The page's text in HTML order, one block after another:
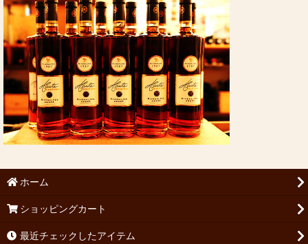
ホーム
ショッピングカート
最近チェックしたアイテム